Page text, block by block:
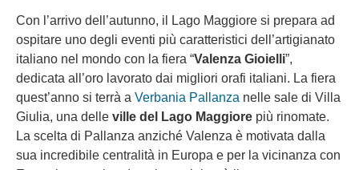
Con l’arrivo dell’autunno, il Lago Maggiore si prepara ad
ospitare uno degli eventi più caratteristici dell’artigianato
italiano nel mondo con la fiera “Valenza Gioielli”,
dedicata all’oro lavorato dai migliori orafi italiani. La fiera
quest’anno si terrà a Verbania Pallanza nelle sale di Villa
Giulia, una delle ville del Lago Maggiore più rinomate.
La scelta di Pallanza anziché Valenza è motivata dalla
sua incredibile centralità in Europa e per la vicinanza con